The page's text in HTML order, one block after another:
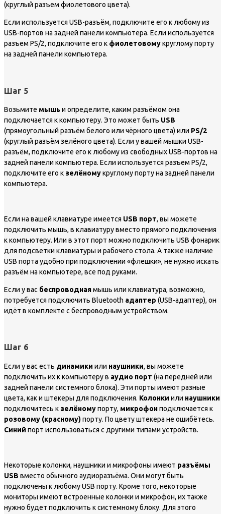
(круглый разъем фиолетового цвета).
Если используется USB-разъём, подключите его к любому из
USB-портов на задней панели компьютера. Если используется
разъем PS/2, подключите его к фиолетовомукруглому порту
на задней панели компьютера.
Шаг 5
Возьмите мышь и определите, каким разъёмом она
подключается к компьютеру. Это может быть USB
(прямоугольный разъём белого или чёрного цвета) или PS/2
(круглый разъём зелёного цвета). Если у вашей мышки USB-
разъём, подключите его к любому из свободных USB-портов на
задней панели компьютера. Если используется разъем PS/2,
подключите его к зелёномукруглому порту на задней панели
компьютера.
Если на вашей клавиатуре имеется USB порт, вы можете
подключить мышь, в клавиатуру вместо прямого подключения
к компьютеру. Или в этот порт можно подключить USB фонарик
для подсветки клавиатуры и рабочего стола. А также наличие
USB порта удобно при подключении «флешки», не нужно искать
разъём на компьютере, все под руками.
Если у вас беспроводнаямышь или клавиатура, возможно,
потребуется подключить Bluetooth адаптер (USB-адаптер), он
идёт в комплекте с беспроводным устройством.
Шаг 6
Если у вас есть динамики или наушники, вы можете
подключить их к компьютеру в аудио порт (на передней или
задней панели системного блока). Эти порты имеют разные
цвета, как и штекеры для подключения. Колонки или наушники
подключитесь к зелёномупорту, микрофонподключается к
розовому (красному)порту. По цвету штекера не ошибётесь.
Синий порт использоваться с другими типами устройств.
Некоторые колонки, наушники и микрофоны имеют разъёмы
USB вместо обычного аудиоразъёма. Они могут быть
подключены к любому USB порту. Кроме того, некоторые
мониторы имеют встроенные колонки и микрофон, их также
нужно будет подключить к системному блоку. Для этого